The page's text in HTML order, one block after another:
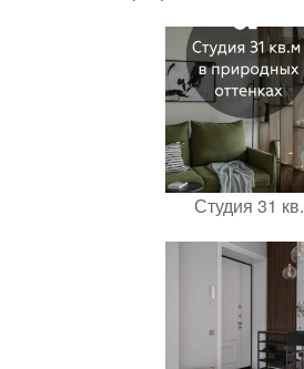
Студия 31 кв.